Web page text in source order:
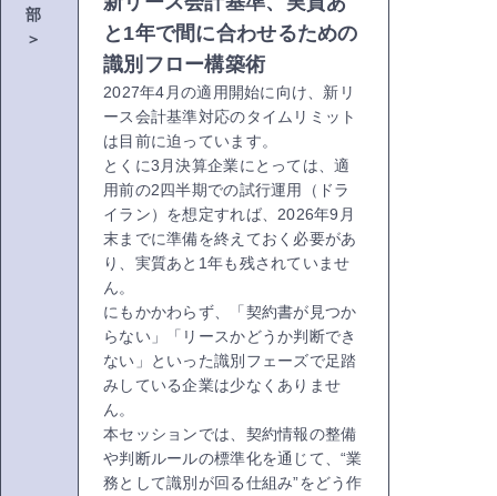
部
＞
と1年で間に合わせるための
識別フロー構築術
2027年4月の適用開始に向け、新リ
ース会計基準対応のタイムリミット
は目前に迫っています。
とくに3月決算企業にとっては、適
用前の2四半期での試行運用（ドラ
イラン）を想定すれば、2026年9月
末までに準備を終えておく必要があ
り、実質あと1年も残されていませ
ん。
にもかかわらず、「契約書が見つか
らない」「リースかどうか判断でき
ない」といった識別フェーズで足踏
みしている企業は少なくありませ
ん。
本セッションでは、契約情報の整備
や判断ルールの標準化を通じて、“業
務として識別が回る仕組み”をどう作